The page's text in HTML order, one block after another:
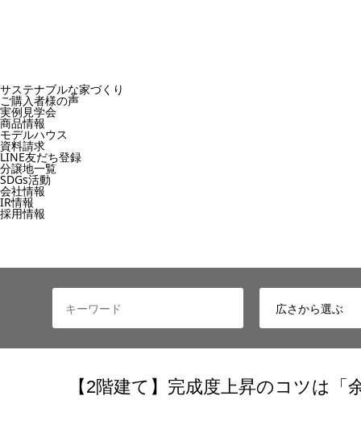
サステナブルな家づくり
ご購入者様の声
実例見学会
商品情報
モデルハウス
資料請求
LINE友だち登録
分譲地一覧
SDGs活動
会社情報
IR情報
採用情報
【2階建て】完成度上昇のコツは